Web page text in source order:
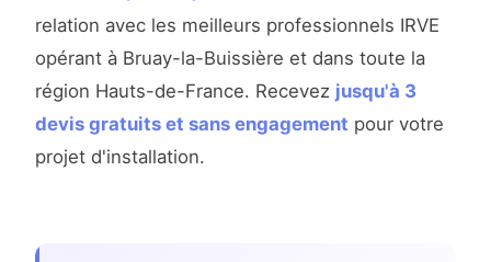
relation avec les meilleurs professionnels IRVE
opérant à Bruay-la-Buissière et dans toute la
région Hauts-de-France. Recevez jusqu'à 3
devis gratuits et sans engagement pour votre
projet d'installation.